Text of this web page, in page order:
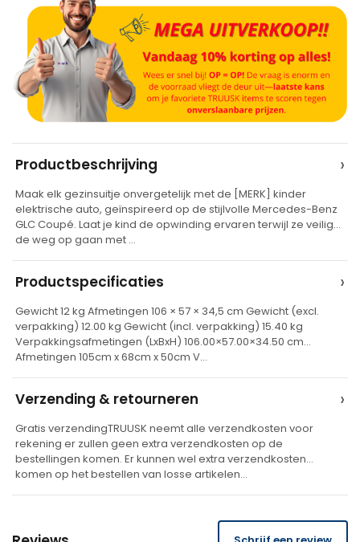
t
e
r
a
t
v
e
Productbeschrijving ›
Maak elk gezinsuitje onvergetelijk met de [MERK] kinder
elektrische auto, geïnspireerd op de stijlvolle Mercedes-Benz
GLC Coupé. Laat je kind de opwinding ervaren terwijl ze veilig
de weg op gaan met …
Productspecificaties ›
Gewicht 12 kg Afmetingen 106 × 57 × 34,5 cm Gewicht (excl.
verpakking) 12.00 kg Gewicht (incl. verpakking) 15.40 kg
Verpakkingsafmetingen (LxBxH) 106.00×57.00×34.50 cm
Afmetingen 105cm x 68cm x 50cm V…
Verzending & retourneren ›
Gratis verzendingTRUUSK neemt alle verzendkosten voor
rekening er zullen geen extra verzendkosten op de
bestellingen komen. Er kunnen wel extra verzendkosten
komen op het bestellen van losse artikelen…